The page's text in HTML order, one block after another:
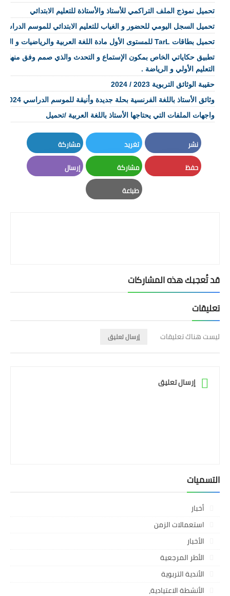
تحميل نموذج الملف التراكمي للأستاذ والأستاذة للتعليم الابتدائي
تحميل السجل اليومي للحضور و الغياب للتعليم الابتدائي للموسم الدراسي ال2023/
تحميل بطاقات TarL للمستوى الأول مادة اللغة العربية والرياضيات و اللغة الفرنسية
تطبيق حكاياتي الخاص بمكون الإستماع و التحدث والذي صمم وفق منهاج
التعليم الأولي و الرياضة .
حقيبة الوثائق التربوية 2023 / 2024
وثائق الأستاذ باللغة الفرنسية بحلة جديدة وأنيقة للموسم الدراسي 2023/2024 /تحميل
واجهات الملفات التي يحتاجها الأستاذ باللغة العربية /تحميل
نشر
Facebook
تغريد
Twitter
مشاركة
LinkedIn
حفظ مشاركة
Whatsapp
إرسال
طباعة
قد تُعجبك هذه المشاركات
تعليقات
ليست هناك تعليقات إرسال تعليق
إرسال تعليق
التسميات
أخبار
استعمالات الزمن
الأخبار
الأطر المرجعية
الأندية التربوية
الأنشطة الاعتيادية،